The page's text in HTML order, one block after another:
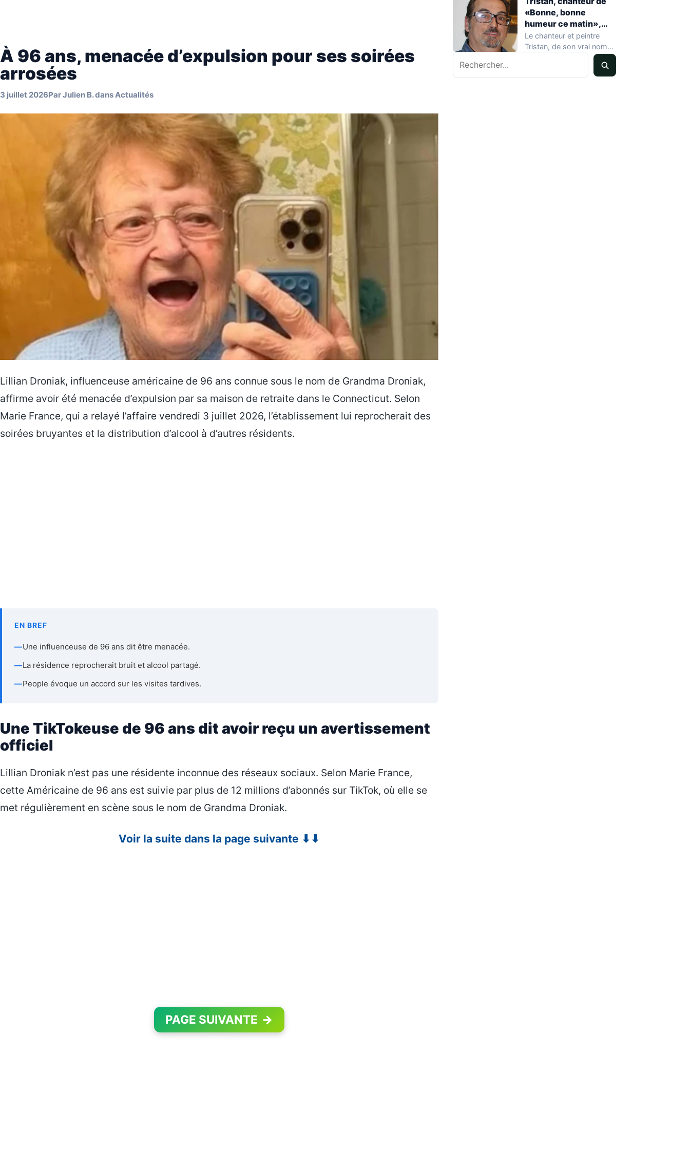
À 96 ans, menacée d’expulsion pour ses soirées
arrosées
3 juillet 2026ParJulien B.dansActualités
Lillian Droniak, influenceuse américaine de 96 ans connue sous le nom de Grandma Droniak,
affirme avoir été menacée d’expulsion par sa maison de retraite dans le Connecticut. Selon
Marie France, qui a relayé l’affaire vendredi 3 juillet 2026, l’établissement lui reprocherait des
soirées bruyantes et la distribution d’alcool à d’autres résidents.
EN BREF
—Une influenceuse de 96 ans dit être menacée.
—La résidence reprocherait bruit et alcool partagé.
—People évoque un accord sur les visites tardives.
Une TikTokeuse de 96 ans dit avoir reçu un avertissement
officiel
Lillian Droniak n’est pas une résidente inconnue des réseaux sociaux. Selon Marie France,
cette Américaine de 96 ans est suivie par plus de 12 millions d’abonnés sur TikTok, où elle se
met régulièrement en scène sous le nom de Grandma Droniak.
Voir la suite dans la page suivante ⬇⬇
PAGE SUIVANTE →
«Bonne, bonne
humeur ce matin»,
mort à 68 ans
Le chanteur et peintre
Tristan, de son vrai nom
Pascal Dequatremare, est